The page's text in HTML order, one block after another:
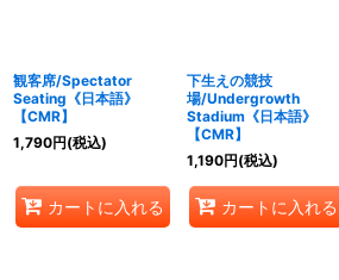
観客席/Spectator
Seating《日本語》
【CMR】
1,790円(税込)
カートに入れる
下生えの競技
場/Undergrowth
Stadium《日本語》
【CMR】
1,190円(税込)
カートに入れる